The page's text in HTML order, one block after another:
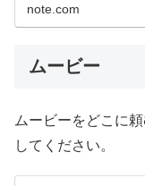
note.com
ムービー
ムービーをどこに
してください。